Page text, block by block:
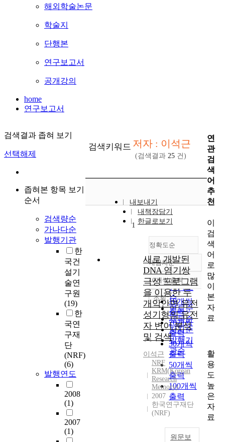
해외학술논문
학술지
단행본
연구보고서
공개강의
home
연구보고서
검색결과 좁혀 보기
선택해제
좁혀본 항목 보기
순서
검색량순
가나다순
발행기관
한
국건
설기
술연
구원
(19)
한
국연
구재
단
(NRF)
(6)
발행연도
2008
(1)
2007
(1)
검색키워드 저자 : 이석근
(검색결과 25 건)
내보내기
내책장담기
한글로보기
정확도순
정확도
순
인기도
순
연도순
제목순
저자순
발행기
관순
내림차순
내림차순
10개씩 출력
10개씩
출력
20개씩
출력
30개씩
출력
50개씩
출력
100개씩
출력
조회
1
새로 개발된
DNA 염기쌍
극성 프로그램
을 이용한 두
개악안면 유전
성기형의 유전
자 변이 분석
및 검색
이석근
NRF
KRM(Korean
Research
Memory)
2007
한국연구재단
(NRF)
원문보
연
관
검
색
어
추
천
이
검
색
어
로
많
이
본
자
료
활
용
도
높
은
자
료